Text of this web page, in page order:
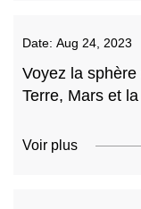
Date: Aug 24, 2023
Voyez la
Terre, Mars et
Voir plus